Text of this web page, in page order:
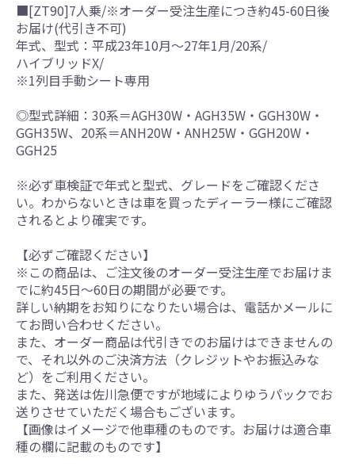
■[ZT90]7人乗/※オーダー受注生産につき約45-60日後
お届け(代引き不可)
年式、型式：平成23年10月～27年1月/20系/
ハイブリッドX/
※1列目手動シート専用
◎型式詳細：30系＝AGH30W・AGH35W・GGH30W・
GGH35W、20系＝ANH20W・ANH25W・GGH20W・
GGH25
※必ず車検証で年式と型式、グレードをご確認くださ
い。わからないときは車を買ったディーラー様にご確認
されるとより確実です。
【必ずご確認ください】
※この商品は、ご注文後のオーダー受注生産でお届けま
でに約45日～60日の期間が必要です。
詳しい納期をお知りになりたい場合は、電話かメールに
てお問い合わせください。
また、オーダー商品は代引きでのお届けはできませんの
で、それ以外のご決済方法（クレジットやお振込みな
ど）をご利用ください。
また、発送は佐川急便ですが地域によりゆうパックでお
送りさせていただく場合もございます。
【画像はイメージで他車種のものです。お届けは適合車
種の欄に記載のものです】